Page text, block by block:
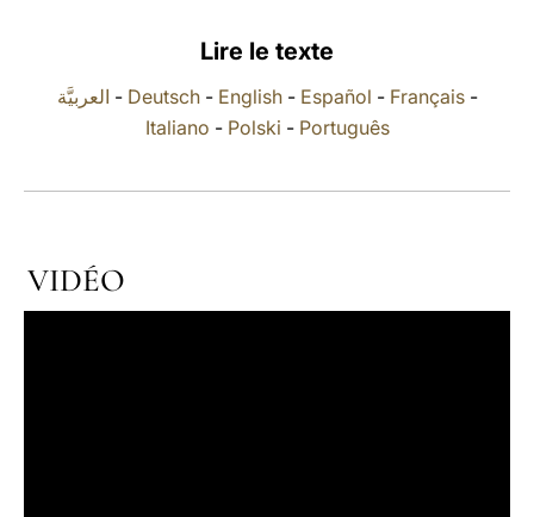
Lire le texte
العربيَّة - Deutsch- English- Español - Français-
Italiano - Polski - Português
VIDÉO